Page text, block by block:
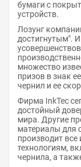
бумаги с
устройств.
Лозунг
достигнутым".
множество
призов в знак
чернил и ее
Фирма InkTec
достойный
мира. Другие
материалы для
производит
технологиям,
чернила, а